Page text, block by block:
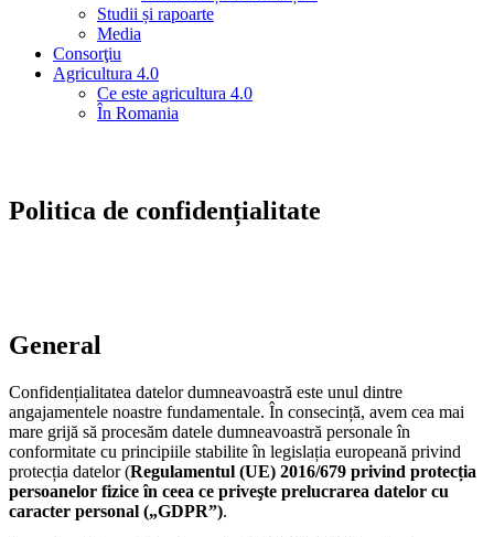
Studii și rapoarte
Media
Consorţiu
Agricultura 4.0
Ce este agricultura 4.0
În Romania
Politica de confidențialitate
General
Confidențialitatea datelor dumneavoastră este unul dintre
angajamentele noastre fundamentale. În consecință, avem cea mai
mare grijă să procesăm datele dumneavoastră personale în
conformitate cu principiile stabilite în legislația europeană privind
protecția datelor (Regulamentul (UE) 2016/679 privind protecția
persoanelor fizice în ceea ce priveşte prelucrarea datelor cu
caracter personal („GDPR”).